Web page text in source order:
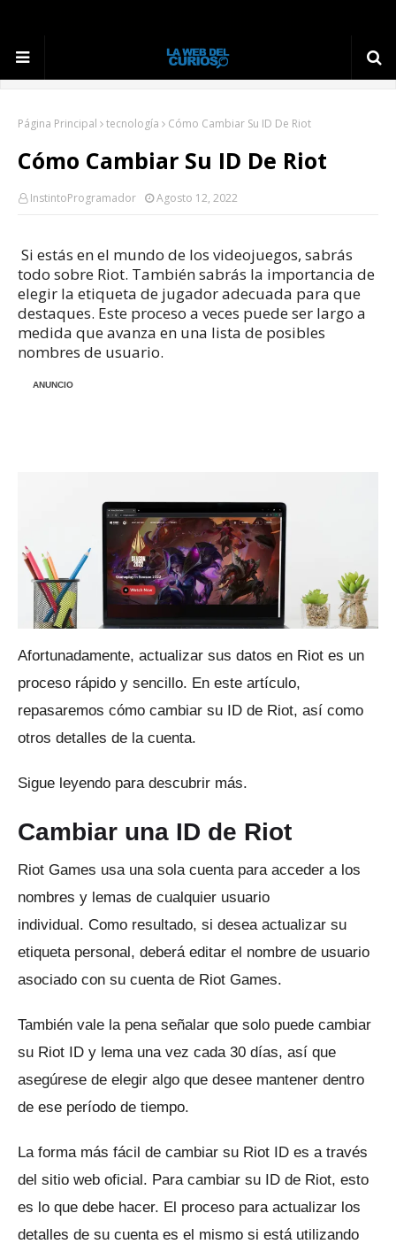
Página Principal tecnología Cómo Cambiar Su ID De Riot
Cómo Cambiar Su ID De Riot
InstintoProgramador Agosto 12, 2022
Si estás en el mundo de los videojuegos, sabrás
todo sobre Riot. También sabrás la importancia de
elegir la etiqueta de jugador adecuada para que
destaques. Este proceso a veces puede ser largo a
medida que avanza en una lista de posibles
nombres de usuario.
ANUNCIO
Afortunadamente, actualizar sus datos en Riot es un
proceso rápido y sencillo. En este artículo,
repasaremos cómo cambiar su ID de Riot, así como
otros detalles de la cuenta.
Sigue leyendo para descubrir más.
Cambiar una ID de Riot
Riot Games usa una sola cuenta para acceder a los
nombres y lemas de cualquier usuario
individual. Como resultado, si desea actualizar su
etiqueta personal, deberá editar el nombre de usuario
asociado con su cuenta de Riot Games.
También vale la pena señalar que solo puede cambiar
su Riot ID y lema una vez cada 30 días, así que
asegúrese de elegir algo que desee mantener dentro
de ese período de tiempo.
La forma más fácil de cambiar su Riot ID es a través
del sitio web oficial. Para cambiar su ID de Riot, esto
es lo que debe hacer. El proceso para actualizar los
detalles de su cuenta es el mismo si está utilizando